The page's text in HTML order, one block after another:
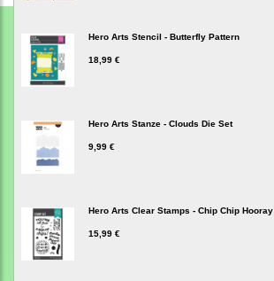
Hero Arts Stencil - Butterfly Pattern
18,99 €
Hero Arts Stanze - Clouds Die Set
9,99 €
Hero Arts Clear Stamps - Chip Chip Hooray
15,99 €